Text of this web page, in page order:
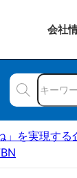
会社
」を実現す